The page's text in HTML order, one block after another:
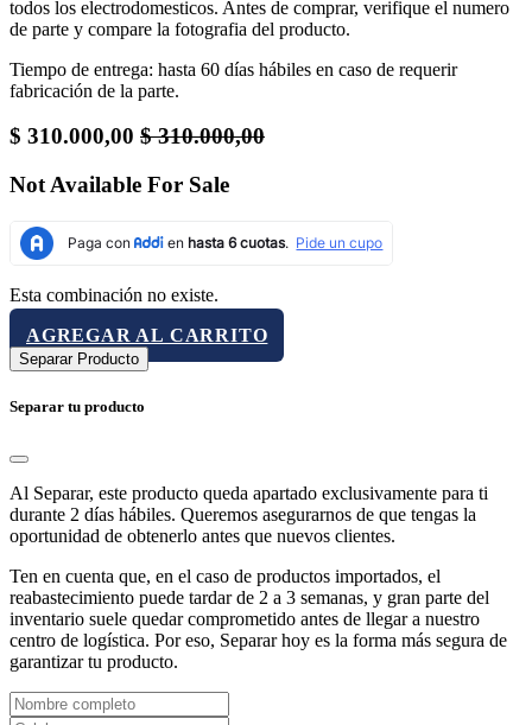
todos los electrodomesticos. Antes de comprar, verifique el numero
de parte y compare la fotografia del producto.
Tiempo de entrega: hasta 60 días hábiles en caso de requerir
fabricación de la parte.
$ 310.000,00 $310.000,00
Not Available For Sale
Esta combinación no existe.
AGREGAR AL CARRITO
Separar Producto
Separar tu producto
Al Separar, este producto queda apartado exclusivamente para ti
durante 2 días hábiles. Queremos asegurarnos de que tengas la
oportunidad de obtenerlo antes que nuevos clientes.
Ten en cuenta que, en el caso de productos importados, el
reabastecimiento puede tardar de 2 a 3 semanas, y gran parte del
inventario suele quedar comprometido antes de llegar a nuestro
centro de logística. Por eso, Separar hoy es la forma más segura de
garantizar tu producto.